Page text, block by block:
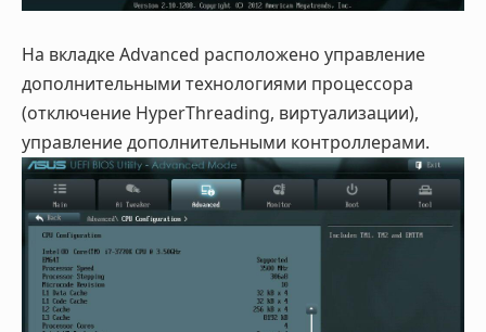
На вкладке Advanced расположено управление
дополнительными технологиями процессора
(отключение HyperThreading, виртуализации),
управление дополнительными контроллерами.